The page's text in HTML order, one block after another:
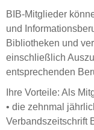
BIB-Mitglieder
und
Bibliotheken und
einschließlich
entsprechenden
Ihre Vorteile: Als
• die zehnmal
Verbandszeitschrift